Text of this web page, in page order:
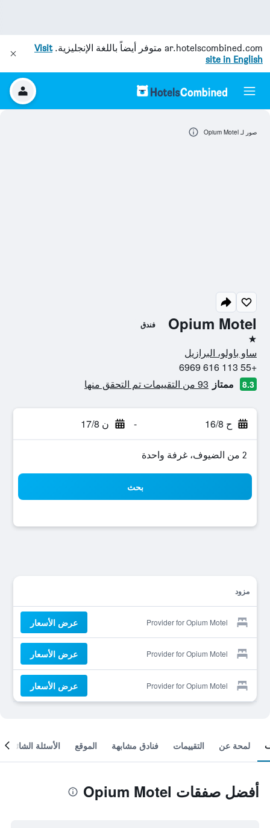
ar.hotelscombined.com متوفر أيضاً باللغة الإنجليزية.Visit
site in English
Opium Motel فندق
نجمة واحدة
ساو باولو، البرازيل
+55 113 616 6969
8.3 ممتاز 93 من التقييمات تم التحقق منها
ح 16/8 - ن 17/8
2 من الضيوف، غرفة واحدة
بحث
مزود
Provider for Opium Motel عرض الأسعار
Provider for Opium Motel عرض الأسعار
Provider for Opium Motel عرض الأسعار
صور لـ Opium Motel
لمحة عن التقييمات فنادق مشابهة الموقع الأسئلة الشائعة
أفضل صفقات Opium Motel